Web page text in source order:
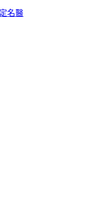
名醫